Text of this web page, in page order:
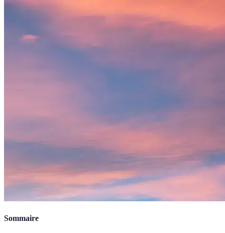
Sommaire